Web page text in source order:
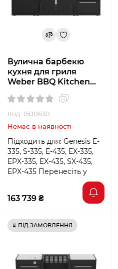
Вулична барбекю
кухня для гриля
Weber BBQ Kitchen
Код: 1500630
Немає в наявності
Підходить для: Genesis E-
335, S-335, E-435, EX-335,
EPX-335, EX-435, SX-435,
EPX-435 Перенесіть у
163 739 ₴
⌛ ПІД ЗАМОВЛЕННЯ